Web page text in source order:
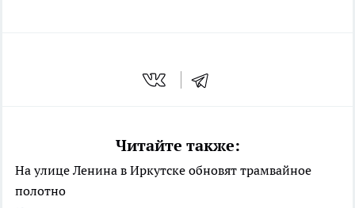
Читайте также:
На улице Ленина в Иркутске обновят трамвайное
полотно